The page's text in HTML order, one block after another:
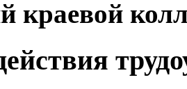
краевой